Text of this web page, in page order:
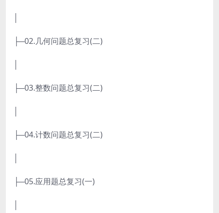
├─02.几何问题总复习(二)
├─03.整数问题总复习(二)
├─04.计数问题总复习(二)
├─05.应用题总复习(一)